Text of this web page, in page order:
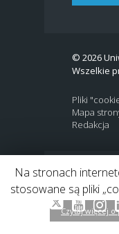
© 2026
Wszelkie
Pliki
Mapa
Redakcja
BIP | EN
Link do
Link to
Link
Na stronach
stosowane są pliki
Czytaj więcej o